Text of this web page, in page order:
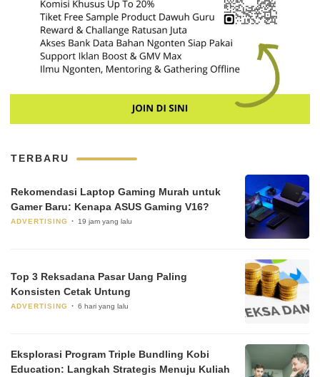
TERBARU
Rekomendasi Laptop Gaming Murah untuk
Gamer Baru: Kenapa ASUS Gaming V16?
ADVERTISING 19 jam yang lalu
Top 3 Reksadana Pasar Uang Paling
Konsisten Cetak Untung
ADVERTISING 6 hari yang lalu
Eksplorasi Program Triple Bundling Kobi
Education: Langkah Strategis Menuju Kuliah